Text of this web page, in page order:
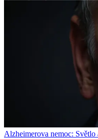
Alzheimerova nemoc: